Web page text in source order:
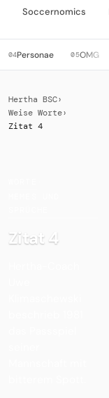
Soccernomics
04Personae 05OMG
Hertha BSC›
Weise Worte›
Zitat 4
Zitat 4